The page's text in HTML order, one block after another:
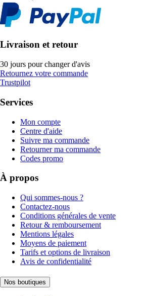
Livraison et retour
30 jours pour changer d'avis
Retournez votre commande
Trustpilot
Services
Mon compte
Centre d'aide
Suivre ma commande
Retourner ma commande
Codes promo
À propos
Qui sommes-nous ?
Contactez-nous
Conditions générales de vente
Retour & remboursement
Mentions légales
Moyens de paiement
Tarifs et options de livraison
Avis de confidentialité
Nos boutiques